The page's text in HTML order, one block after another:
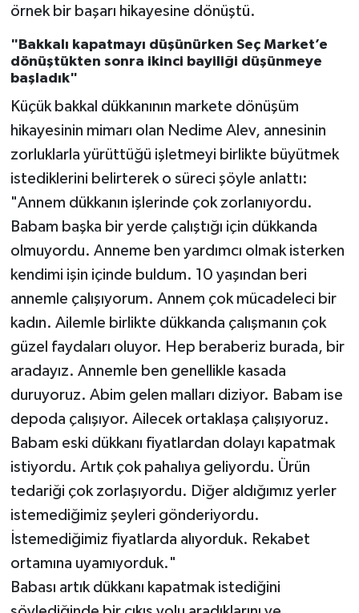
örnek bir başarı hikayesine dönüştü.
"Bakkalı kapatmayı düşünürken Seç Market’e
dönüştükten sonra ikinci bayiliği düşünmeye
başladık"
Küçük bakkal dükkanının markete dönüşüm
hikayesinin mimarı olan Nedime Alev, annesinin
zorluklarla yürüttüğü işletmeyi birlikte büyütmek
istediklerini belirterek o süreci şöyle anlattı:
"Annem dükkanın işlerinde çok zorlanıyordu.
Babam başka bir yerde çalıştığı için dükkanda
olmuyordu. Anneme ben yardımcı olmak isterken
kendimi işin içinde buldum. 10 yaşından beri
annemle çalışıyorum. Annem çok mücadeleci bir
kadın. Ailemle birlikte dükkanda çalışmanın çok
güzel faydaları oluyor. Hep beraberiz burada, bir
aradayız. Annemle ben genellikle kasada
duruyoruz. Abim gelen malları diziyor. Babam ise
depoda çalışıyor. Ailecek ortaklaşa çalışıyoruz.
Babam eski dükkanı fiyatlardan dolayı kapatmak
istiyordu. Artık çok pahalıya geliyordu. Ürün
tedariği çok zorlaşıyordu. Diğer aldığımız yerler
istemediğimiz şeyleri gönderiyordu.
İstemediğimiz fiyatlarda alıyorduk. Rekabet
ortamına uyamıyorduk."
Babası artık dükkanı kapatmak istediğini